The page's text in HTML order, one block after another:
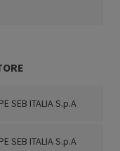
SEB ITALIA S.p.A
SEB ITALIA S.p.A